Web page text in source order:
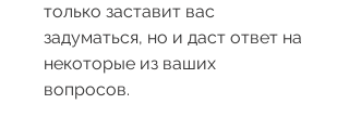
только заставит вас
задуматься, но и даст ответ на
некоторые из ваших
вопросов.